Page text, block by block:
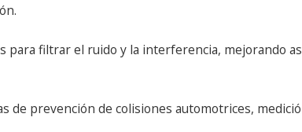
filtrar el ruido y la interferencia, mejorando
de prevención de colisiones automotrices,